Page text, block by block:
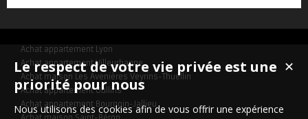
Achat appartement Lyon
Achat appartement Villeurbanne
Achat maison Les Avenières Veyrins-Thuellin
Achat appartement Oullins
Achat appartement Bourgoin-Jallieu
✕
Le respect de votre vie privée est une
priorité pour nous
Nous utilisons des cookies afin de vous offrir une expérience